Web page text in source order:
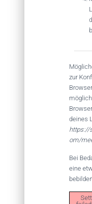
zur
deines
https://
om/
Bei
eine